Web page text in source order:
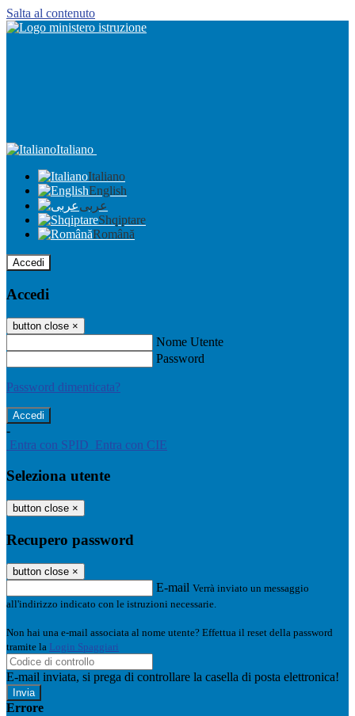
Salta al contenuto
Italiano
Italiano
English
عربى
Shqiptare
Română
Accedi
Accedi
button close ×
Nome Utente
Password
Password dimenticata?
-
Entra con SPID Entra con CIE
Seleziona utente
button close ×
Recupero password
button close ×
E-mail Verrà inviato un messaggio
all'indirizzo indicato con le istruzioni necessarie.
Non hai una e-mail associata al nome utente? Effettua il reset della password
tramite la Login Spaggiari
E-mail inviata, si prega di controllare la casella di posta elettronica!
Errore